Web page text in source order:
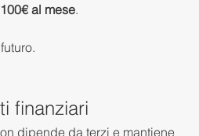
100€ al mese.
finanziari
dipende da terzi e mantiene